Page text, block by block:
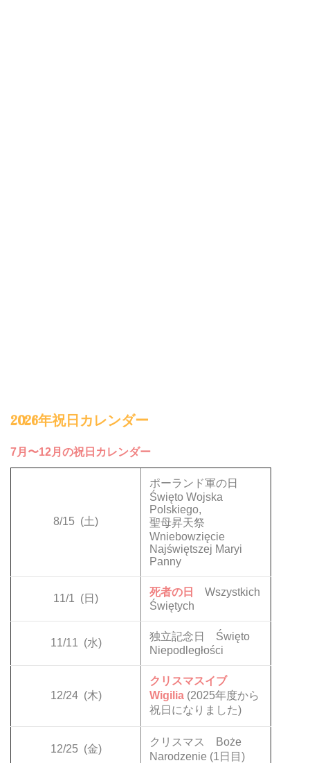
2026年祝日カレンダー
7月〜12月の祝日カレンダー
8/15 (土)
ポーランド軍の日
Święto Wojska
Polskiego,
聖母昇天祭
Wniebowzięcie
Najświętszej Maryi
Panny
11/1 (日)
死者の日
Wszystkich
Świętych
11/11 (水)
独立記念日 Święto
Niepodległości
12/24 (木)
クリスマスイブ
Wigilia (2025年度から
祝日になりました)
12/25 (金)
クリスマス Boże
Narodzenie (1日目)